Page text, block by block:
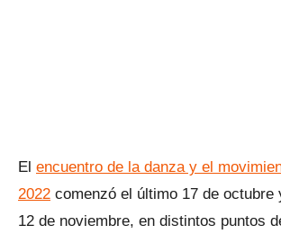
El encuentro de la danza y el
2022 comenzó el último 17 de octubre
12 de noviembre, en distintos puntos